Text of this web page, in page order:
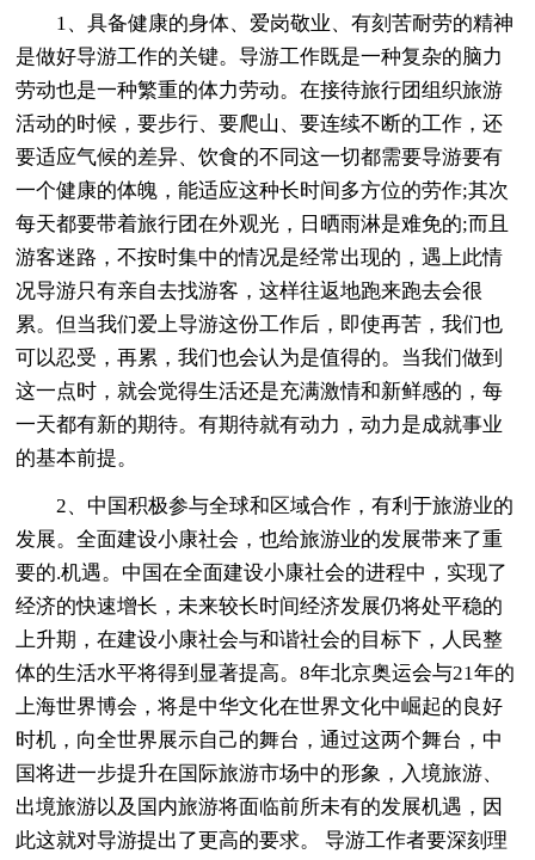
1、具备健康的身体、爱岗敬业、有刻苦耐劳的精神
是做好导游工作的关键。导游工作既是一种复杂的脑力
劳动也是一种繁重的体力劳动。在接待旅行团组织旅游
活动的时候，要步行、要爬山、要连续不断的工作，还
要适应气候的差异、饮食的不同这一切都需要导游要有
一个健康的体魄，能适应这种长时间多方位的劳作;其次
每天都要带着旅行团在外观光，日晒雨淋是难免的;而且
游客迷路，不按时集中的情况是经常出现的，遇上此情
况导游只有亲自去找游客，这样往返地跑来跑去会很
累。但当我们爱上导游这份工作后，即使再苦，我们也
可以忍受，再累，我们也会认为是值得的。当我们做到
这一点时，就会觉得生活还是充满激情和新鲜感的，每
一天都有新的期待。有期待就有动力，动力是成就事业
的基本前提。
2、中国积极参与全球和区域合作，有利于旅游业的
发展。全面建设小康社会，也给旅游业的发展带来了重
要的.机遇。中国在全面建设小康社会的进程中，实现了
经济的快速增长，未来较长时间经济发展仍将处平稳的
上升期，在建设小康社会与和谐社会的目标下，人民整
体的生活水平将得到显著提高。8年北京奥运会与21年的
上海世界博会，将是中华文化在世界文化中崛起的良好
时机，向全世界展示自己的舞台，通过这两个舞台，中
国将进一步提升在国际旅游市场中的形象，入境旅游、
出境旅游以及国内旅游将面临前所未有的发展机遇，因
此这就对导游提出了更高的要求。 导游工作者要深刻理